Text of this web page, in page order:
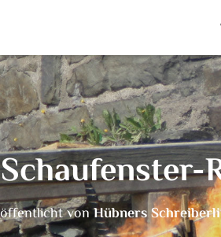
Schaufenster-
vonHübners